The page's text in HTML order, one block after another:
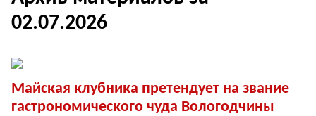
02.07.2026
Майская клубника претендует на звание
гастрономического чуда Вологодчины